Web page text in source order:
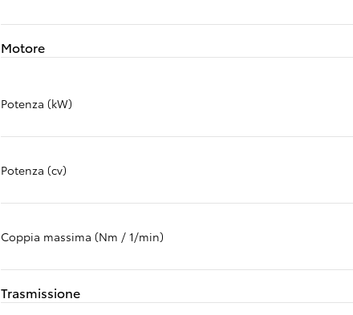
349.65/MESE
COMBUSTIBILE O ELETTRICO
Proace Max
Motore
Potenza (kW)
Potenza (cv)
Coppia massima (Nm / 1/min)
Trasmissione